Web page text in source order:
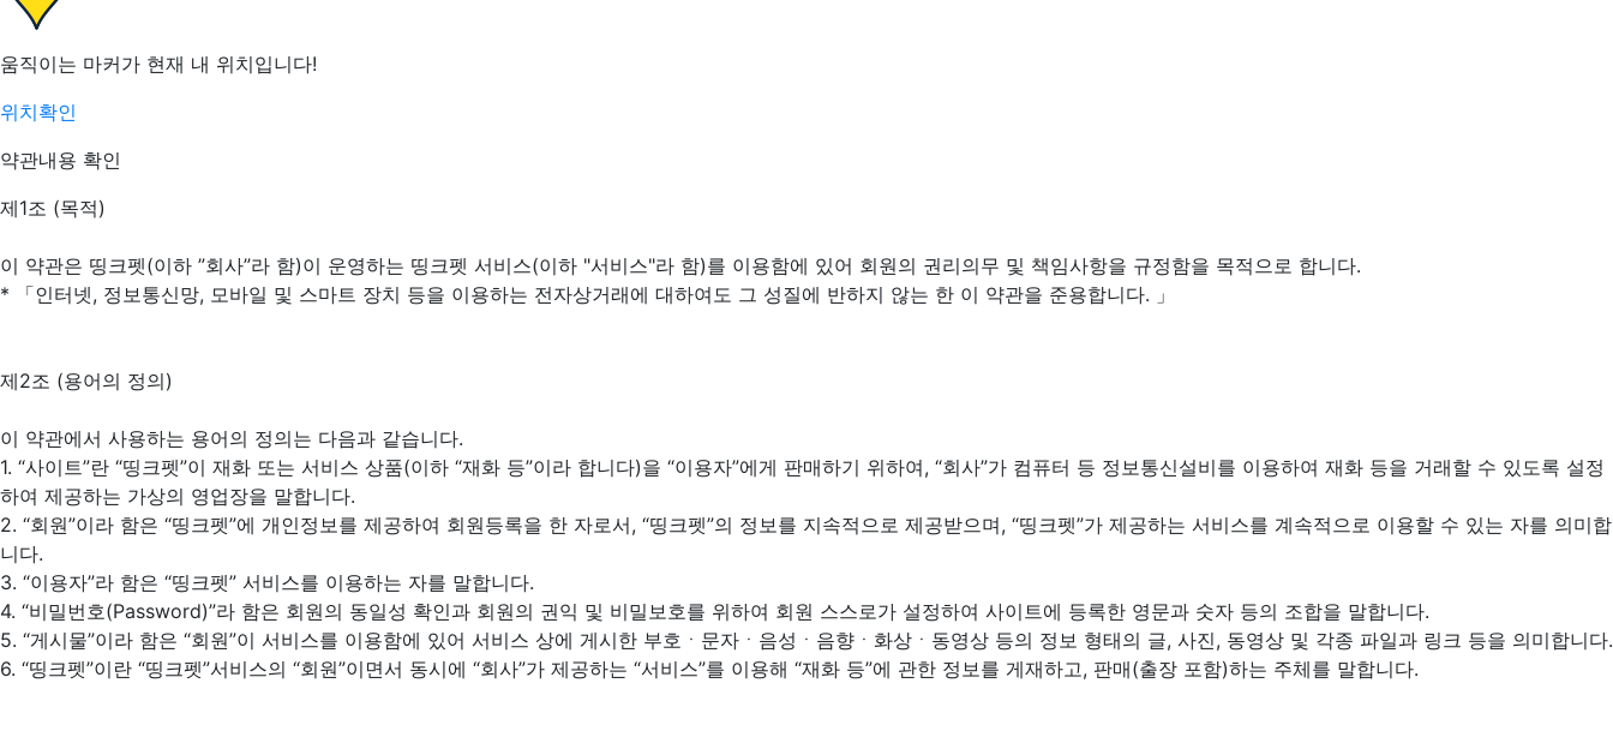
움직이는 마커가 현재 내 위치입니다!
위치확인
약관내용 확인
제1조 (목적)
이 약관은 띵크펫(이하 ”회사”라 함)이 운영하는 띵크펫 서비스(이하 "서비스"라 함)를 이용함에 있어 회원의 권리의무 및 책임사항을 규정함을 목적으로 합니다.
* 「인터넷, 정보통신망, 모바일 및 스마트 장치 등을 이용하는 전자상거래에 대하여도 그 성질에 반하지 않는 한 이 약관을 준용합니다. 」
제2조 (용어의 정의)
이 약관에서 사용하는 용어의 정의는 다음과 같습니다.
1. “사이트”란 “띵크펫”이 재화 또는 서비스 상품(이하 “재화 등”이라 합니다)을 “이용자”에게 판매하기 위하여, “회사”가 컴퓨터 등 정보통신설비를 이용하여 재화 등을 거래할 수 있도록 설정
하여 제공하는 가상의 영업장을 말합니다.
2. “회원”이라 함은 “띵크펫”에 개인정보를 제공하여 회원등록을 한 자로서, “띵크펫”의 정보를 지속적으로 제공받으며, “띵크펫”가 제공하는 서비스를 계속적으로 이용할 수 있는 자를 의미합
니다.
3. “이용자”라 함은 “띵크펫” 서비스를 이용하는 자를 말합니다.
4. “비밀번호(Password)”라 함은 회원의 동일성 확인과 회원의 권익 및 비밀보호를 위하여 회원 스스로가 설정하여 사이트에 등록한 영문과 숫자 등의 조합을 말합니다.
5. “게시물”이라 함은 “회원”이 서비스를 이용함에 있어 서비스 상에 게시한 부호ㆍ문자ㆍ음성ㆍ음향ㆍ화상ㆍ동영상 등의 정보 형태의 글, 사진, 동영상 및 각종 파일과 링크 등을 의미합니다.
6. “띵크펫”이란 “띵크펫”서비스의 “회원”이면서 동시에 “회사”가 제공하는 “서비스”를 이용해 “재화 등”에 관한 정보를 게재하고, 판매(출장 포함)하는 주체를 말합니다.